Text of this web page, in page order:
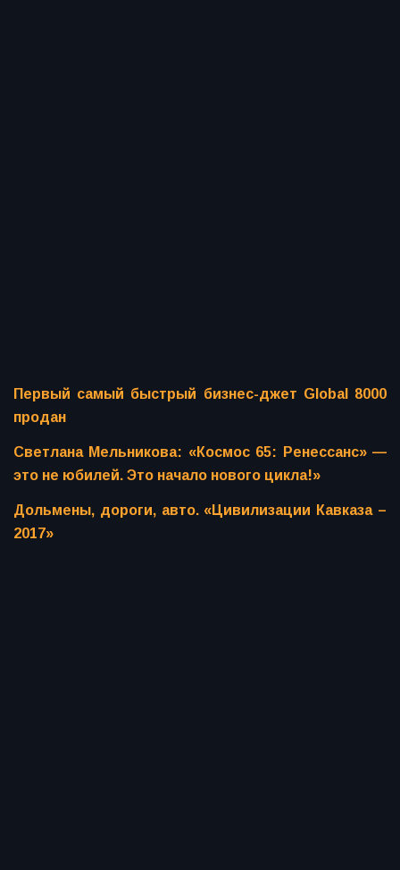
Первый самый быстрый бизнес-джет Global 8000
продан
Светлана Мельникова: «Космос 65: Ренессанс» —
это не юбилей. Это начало нового цикла!»
Дольмены, дороги, авто. «Цивилизации Кавказа –
2017»